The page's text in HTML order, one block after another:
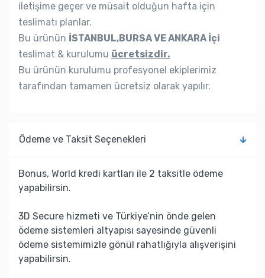
iletişime geçer ve müsait olduğun hafta için
teslimatı planlar.
Bu ürünün İSTANBUL,BURSA VE ANKARA İçi
teslimat & kurulumu ücretsizdir.
Bu ürünün kurulumu profesyonel ekiplerimiz
tarafından tamamen ücretsiz olarak yapılır.
Ödeme ve Taksit Seçenekleri
Bonus, World kredi kartları ile 2 taksitle ödeme
yapabilirsin.
3D Secure hizmeti ve Türkiye’nin önde gelen
ödeme sistemleri altyapısı sayesinde güvenli
ödeme sistemimizle gönül rahatlığıyla alışverişini
yapabilirsin.